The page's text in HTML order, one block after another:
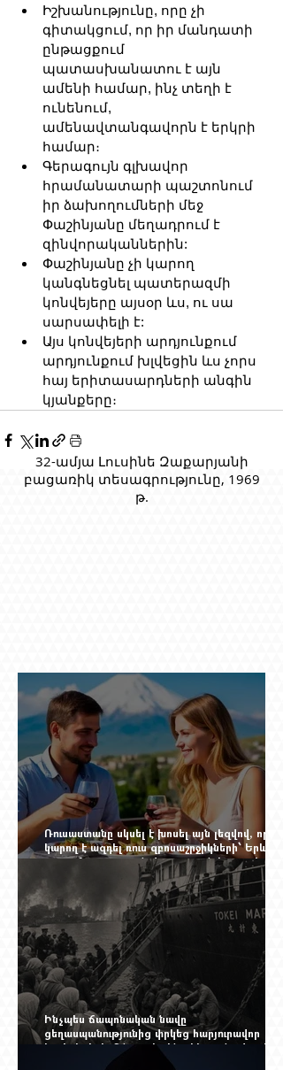
Իշխանությունը, որը չի
գիտակցում, որ իր մանդատի
ընթացքում
պատասխանատու է այն
ամենի համար, ինչ տեղի է
ունենում,
ամենավտանգավորն է երկրի
համար։
Գերագույն գլխավոր
հրամանատարի պաշտոնում
իր ձախողումների մեջ
Փաշինյանը մեղադրում է
զինվորականներին:
Փաշինյանը չի կարող
կանգնեցնել պատերազմի
կոնվեյերը այսօր ևս, ու սա
սարսափելի է:
Այս կոնվեյերի արդյունքում
արդյունքում խլվեցին ևս չորս
հայ երիտասարդների անգին
կյանքերը։
32-ամյա Լուսինե Զաքարյանի
բացառիկ տեսագրությունը, 1969
թ.
Ռուսաստանը սկսել է խոսել այն լեզվով, որը
կարող է ազդել ռուս զբոսաշրջիկների՝ Երևան
գալու մտադրության վրա. որքան կարող է
խորանալ հայ-ռուսական ճգնաժամը
Ինչպես ճապոնական նավը
ցեղասպանությունից փրկեց հարյուրավոր
հայերի, իսկ մենք չգիտենք հերոս նավապետի
անունը՝ Սաձո Հիբիի